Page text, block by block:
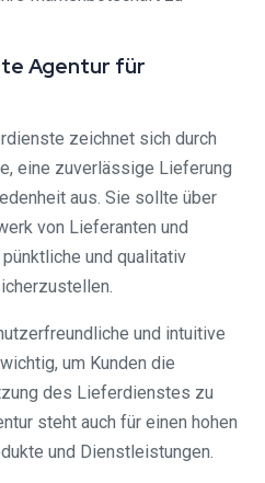
Agentur für
zeichnet sich durch
eine zuverlässige Lieferung
aus. Sie sollte über
von Lieferanten und
und qualitativ
und intuitive
um Kunden die
des Lieferdienstes zu
steht auch für einen hohen
und Dienstleistungen.